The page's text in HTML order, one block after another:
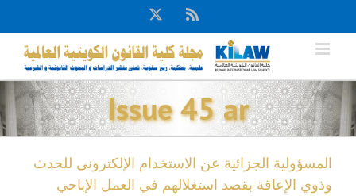
to
content
Rss
X
Issue 45 ar
المسؤولية الجزائية عن الاستخدام الإلكتروني للحدث
وذوي الإعاقة بقصد استغلالهم في العمل الإباحي